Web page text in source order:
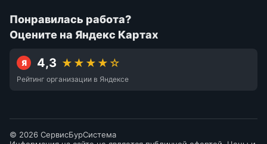
Понравилась работа?
Оцените на Яндекс Картах
Я 4,3 ★★★★☆
Рейтинг организации в Яндексе
© 2026 СервисБурСистема